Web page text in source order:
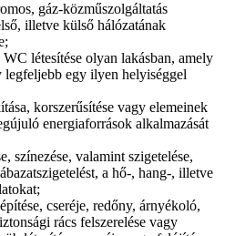
gáz-közműszolgáltatás
illetve külső hálózatának
létesítése olyan lakásban, amely
legfeljebb egy ilyen helyiséggel
korszerűsítése vagy elemeinek
energiaforrások alkalmazását
színezése, valamint szigetelése,
a hő-, hang-, illetve
cseréje, redőny, árnyékoló,
rács felszerelése vagy